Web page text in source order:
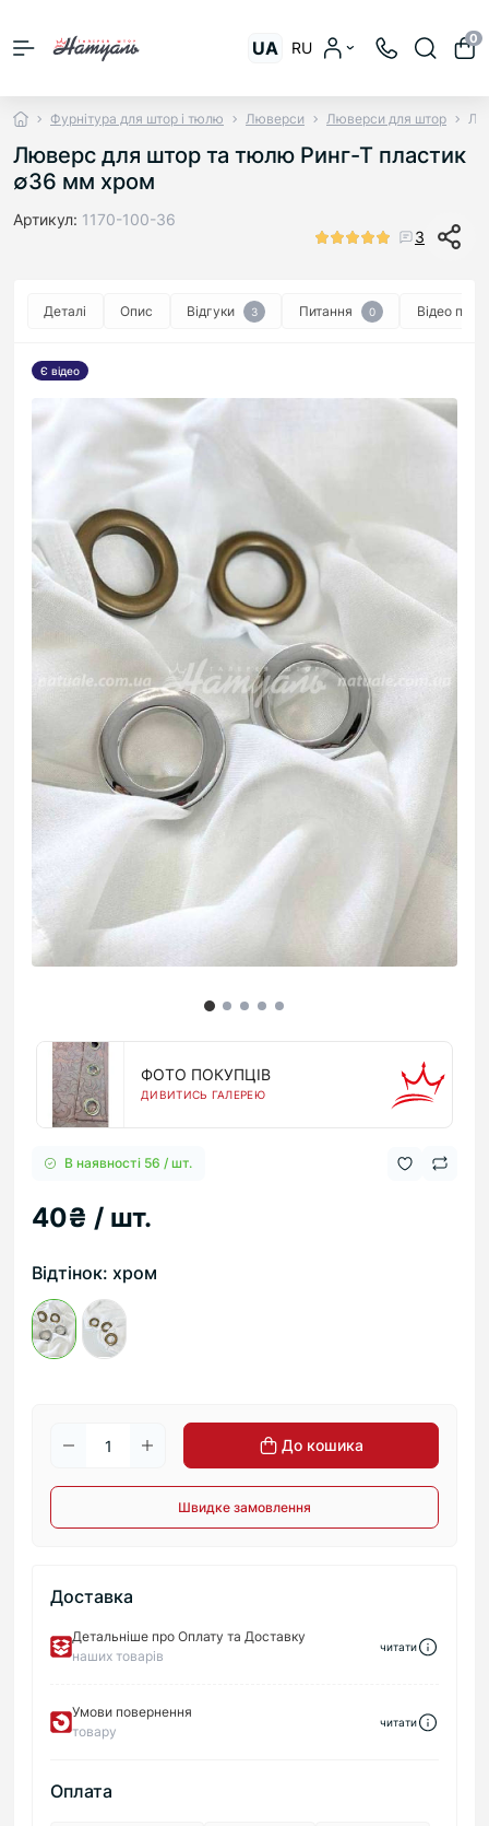
UA RU
0
Фурнітура для штор і тюлю Люверси Люверси для штор
Люверс для штор та тюлю Ринг-Т пластик
∅36 мм хром
Артикул: 1170-100-36
3
Деталі Опис Відгуки 3 Питання 0 Відео про
Є відео
ФОТО ПОКУПЦІВ
ДИВИТИСЬ ГАЛЕРЕЮ
В наявності 56 / шт.
40₴ / шт.
Відтінок: хром
До кошика
Швидке замовлення
Доставка
Детальніше про Оплату та Доставку
наших товарів
читати
Умови повернення
товару
читати
Оплата